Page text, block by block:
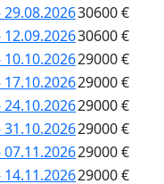
29.08.202630600 €
12.09.202630600 €
10.10.202629000 €
17.10.202629000 €
24.10.202629000 €
31.10.202629000 €
07.11.202629000 €
14.11.202629000 €